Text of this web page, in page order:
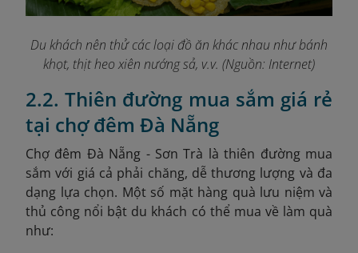
Du khách nên thử các loại đồ ăn khác nhau như bánh
khọt, thịt heo xiên nướng sả, v.v. (Nguồn: Internet)
2.2. Thiên đường mua sắm giá rẻ
tại chợ đêm Đà Nẵng
Chợ đêm Đà Nẵng - Sơn Trà làthiên đường mua
sắm với giá cả phải chăng, dễ thương lượng và đa
dạng lựa chọn. Một số mặt hàng quà lưu niệm và
thủ công nổi bật du khách có thể mua về làm quà
như: